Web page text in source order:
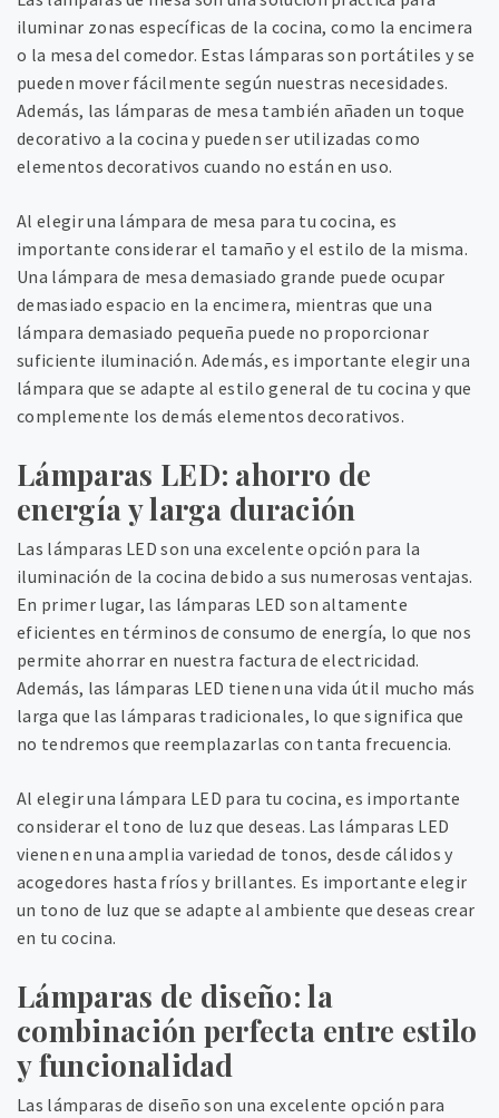
iluminar zonas específicas de la cocina, como la encimera
o la mesa del comedor. Estas lámparas son portátiles y se
pueden mover fácilmente según nuestras necesidades.
Además, las lámparas de mesa también añaden un toque
decorativo a la cocina y pueden ser utilizadas como
elementos decorativos cuando no están en uso.
Al elegir una lámpara de mesa para tu cocina, es
importante considerar el tamaño y el estilo de la misma.
Una lámpara de mesa demasiado grande puede ocupar
demasiado espacio en la encimera, mientras que una
lámpara demasiado pequeña puede no proporcionar
suficiente iluminación. Además, es importante elegir una
lámpara que se adapte al estilo general de tu cocina y que
complemente los demás elementos decorativos.
Lámparas LED: ahorro de
energía y larga duración
Las lámparas LED son una excelente opción para la
iluminación de la cocina debido a sus numerosas ventajas.
En primer lugar, las lámparas LED son altamente
eficientes en términos de consumo de energía, lo que nos
permite ahorrar en nuestra factura de electricidad.
Además, las lámparas LED tienen una vida útil mucho más
larga que las lámparas tradicionales, lo que significa que
no tendremos que reemplazarlas con tanta frecuencia.
Al elegir una lámpara LED para tu cocina, es importante
considerar el tono de luz que deseas. Las lámparas LED
vienen en una amplia variedad de tonos, desde cálidos y
acogedores hasta fríos y brillantes. Es importante elegir
un tono de luz que se adapte al ambiente que deseas crear
en tu cocina.
Lámparas de diseño: la
combinación perfecta entre estilo
y funcionalidad
Las lámparas de diseño son una excelente opción para